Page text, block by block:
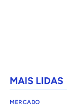
MAIS LIDAS
MERCADO